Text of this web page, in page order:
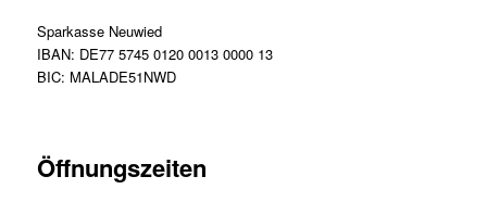
Sparkasse Neuwied
IBAN: DE77 5745 0120 0013 0000 13
BIC: MALADE51NWD
Öffnungszeiten